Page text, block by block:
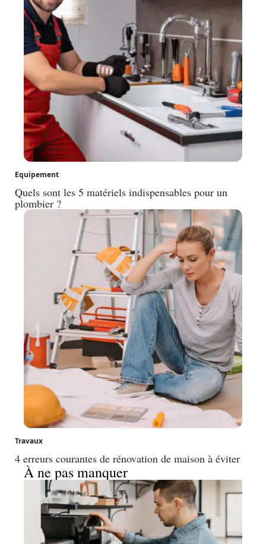
Equipement
Quels sont les 5 matériels indispensables pour un
plombier ?
Travaux
4 erreurs courantes de rénovation de maison à éviter
À ne pas manquer